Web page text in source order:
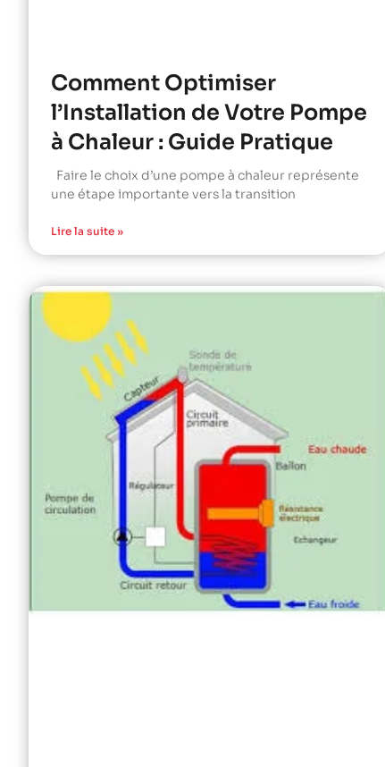
Comment Optimiser
l’Installation de Votre Pompe
à Chaleur : Guide Pratique
Faire le choix d’une pompe à chaleur représente
une étape importante vers la transition
Lire la suite »